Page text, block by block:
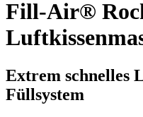
Fill-Air®
Extrem schnelles
Füllsystem